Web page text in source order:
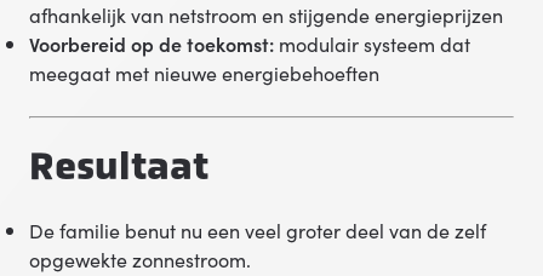
afhankelijk van netstroom en stijgende energieprijzen
Voorbereid op de toekomst: modulair systeem dat
meegaat met nieuwe energiebehoeften
Resultaat
De familie benut nu een veel groter deel van de zelf
opgewekte zonnestroom.